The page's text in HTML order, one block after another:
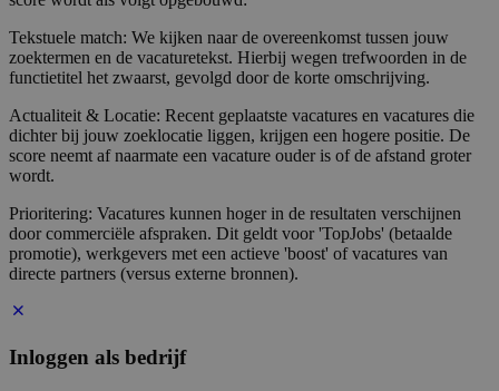
Tekstuele match: We kijken naar de overeenkomst tussen jouw
zoektermen en de vacaturetekst. Hierbij wegen trefwoorden in de
functietitel het zwaarst, gevolgd door de korte omschrijving.
Actualiteit & Locatie: Recent geplaatste vacatures en vacatures die
dichter bij jouw zoeklocatie liggen, krijgen een hogere positie. De
score neemt af naarmate een vacature ouder is of de afstand groter
wordt.
Prioritering: Vacatures kunnen hoger in de resultaten verschijnen
door commerciële afspraken. Dit geldt voor 'TopJobs' (betaalde
promotie), werkgevers met een actieve 'boost' of vacatures van
directe partners (versus externe bronnen).
Inloggen als bedrijf